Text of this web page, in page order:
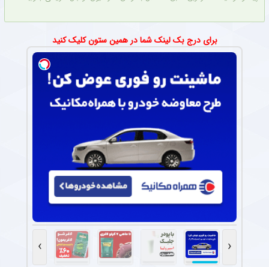
برای درج بک لینک شما در همین ستون کلیک کنید
‹
›